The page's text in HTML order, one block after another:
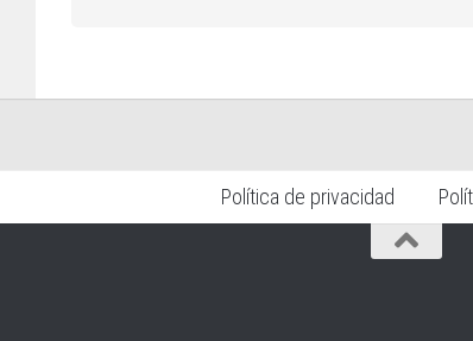
Política de privacidad